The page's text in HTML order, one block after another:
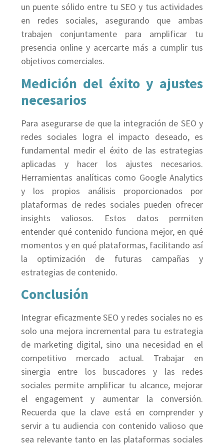
un puente sólido entre tu SEO y tus actividades
en redes sociales, asegurando que ambas
trabajen conjuntamente para amplificar tu
presencia online y acercarte más a cumplir tus
objetivos comerciales.
Medición del éxito y ajustes
necesarios
Para asegurarse de que la integración de SEO y
redes sociales logra el impacto deseado, es
fundamental medir el éxito de las estrategias
aplicadas y hacer los ajustes necesarios.
Herramientas analíticas como Google Analytics
y los propios análisis proporcionados por
plataformas de redes sociales pueden ofrecer
insights valiosos. Estos datos permiten
entender qué contenido funciona mejor, en qué
momentos y en qué plataformas, facilitando así
la optimización de futuras campañas y
estrategias de contenido.
Conclusión
Integrar eficazmente SEO y redes sociales no es
solo una mejora incremental para tu estrategia
de marketing digital, sino una necesidad en el
competitivo mercado actual. Trabajar en
sinergia entre los buscadores y las redes
sociales permite amplificar tu alcance, mejorar
el engagement y aumentar la conversión.
Recuerda que la clave está en comprender y
servir a tu audiencia con contenido valioso que
sea relevante tanto en las plataformas sociales